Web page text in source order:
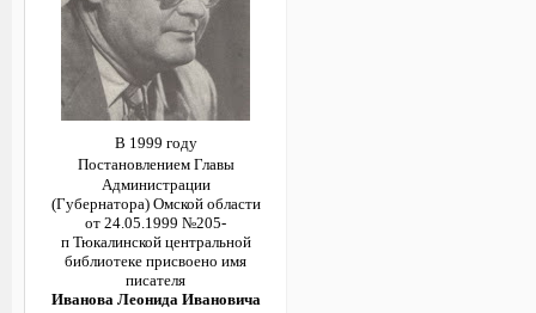
В 1999 году
Постановлением Главы
Администрации
(Губернатора) Омской области
от 24.05.1999 №205-
п Тюкалинской центральной
библиотеке присвоено имя
писателя
Иванова Леонида Ивановича